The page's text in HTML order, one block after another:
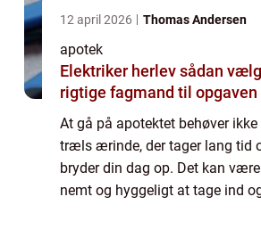
12 april 2026 Thomas Andersen
apotek
Elektriker herlev sådan vælger du den
rigtige fagmand til opgaven
At gå på apotektet behøver
træls ærinde, der tager lang tid
bryder din dag op. Det kan
nemt og hyggeligt at tage ind